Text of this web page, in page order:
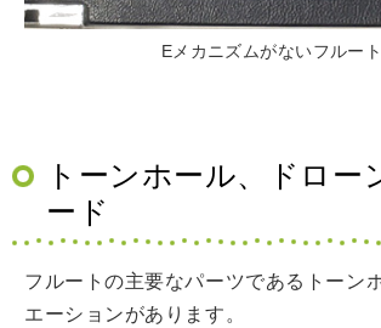
Eメカニズムがないフルート
トーンホール、ドロー
ード
フルートの主要なパーツであるトーン
エーションがあります。